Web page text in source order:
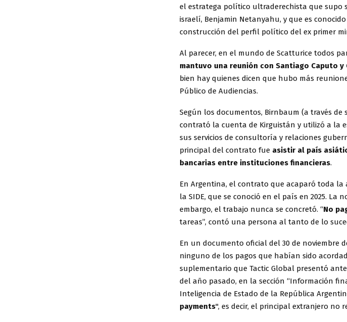
el estratega político ultraderechista que supo
israelí, Benjamin Netanyahu, y que es
construcción del perfil político del ex primer
Al parecer, en el mundo de Scatturice todos
mantuvo una reunión con Santiago Caputo y
bien hay quienes dicen que hubo más
Público de Audiencias.
Según los documentos, Birnbaum (a través
contrató la cuenta de Kirguistán y utilizó a la
sus servicios de consultoría y relaciones
principal del contrato fue asistir al país
bancarias entre instituciones financieras.
En Argentina, el contrato que acaparó toda
la SIDE, que se conoció en el país en 2025. La
embargo, el trabajo nunca se concretó. “No
tareas”, contó una persona al tanto de lo
En un documento oficial del 30 de noviembre
ninguno de los pagos que habían sido
suplementario que Tactic Global presentó
del año pasado, en la sección “Información
Inteligencia de Estado de la República
payments", es decir, el principal extranjero no